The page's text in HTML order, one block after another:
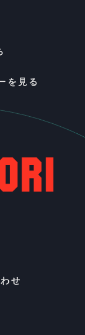
を見る
せ